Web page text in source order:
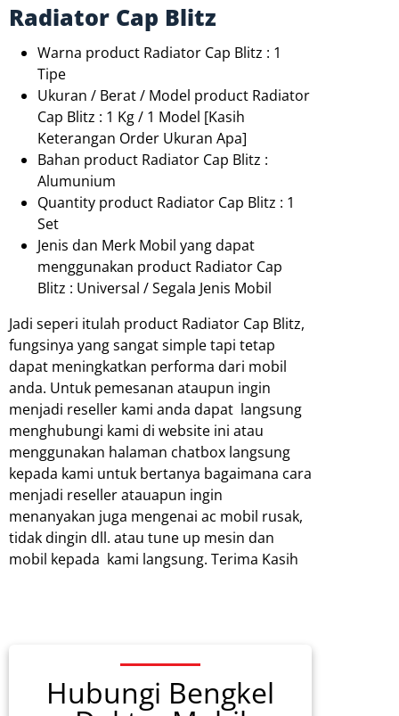
Radiator Cap Blitz
Warna product Radiator Cap Blitz : 1
Tipe
Ukuran / Berat / Model product Radiator
Cap Blitz : 1 Kg / 1 Model [Kasih
Keterangan Order Ukuran Apa]
Bahan product Radiator Cap Blitz :
Alumunium
Quantity product Radiator Cap Blitz : 1
Set
Jenis dan Merk Mobil yang dapat
menggunakan product Radiator Cap
Blitz : Universal / Segala Jenis Mobil
Jadi seperi itulah product Radiator Cap Blitz,
fungsinya yang sangat simple tapi tetap
dapat meningkatkan performa dari mobil
anda. Untuk pemesanan ataupun ingin
menjadi reseller kami anda dapat langsung
menghubungi kami di website ini atau
menggunakan halaman chatbox langsung
kepada kami untuk bertanya bagaimana cara
menjadi reseller atauapun ingin
menanyakan juga mengenai ac mobil rusak,
tidak dingin dll. atau tune up mesin dan
mobil kepada kami langsung. Terima Kasih
Hubungi Bengkel